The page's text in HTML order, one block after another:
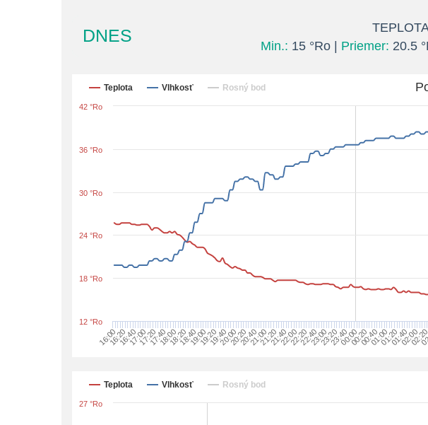
DNES
Min.: 15 °Ro | Priemer: 20.5
Teplota Vlhkosť Rosný bod
16:0016:2016:4017:0017:2017:4018:0018:2018:4019:0019:2019:4020:0020:2020:4021:0021:2021:4022:0022:2022:4023:0023:2023:4000:0000:2000:4001:0001:2001:4002:00
12 °Ro
18 °Ro
24 °Ro
30 °Ro
36 °Ro
42 °Ro
Teplota Vlhkosť Rosný bod
27 °Ro